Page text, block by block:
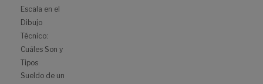
Escala en el
Dibujo
Técnico:
Cuáles Son y
Tipos
Sueldo de un